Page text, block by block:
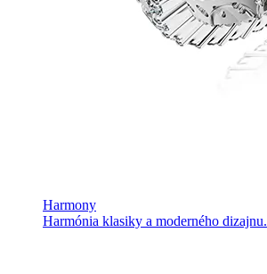
Harmony
Harmónia klasiky a moderného dizajnu.